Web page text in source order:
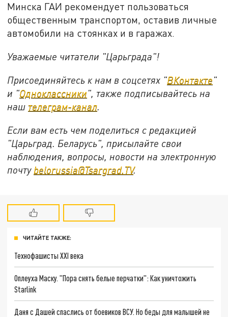
Минска ГАИ рекомендует пользоваться
общественным транспортом, оставив личные
автомобили на стоянках и в гаражах.
Уважаемые читатели "Царьграда"!
Присоединяйтесь к нам в соцсетях "ВКонтакте"
и "Одноклассники", также подписывайтесь на
наш телеграм-канал.
Если вам есть чем поделиться с редакцией
"Царьград. Беларусь", присылайте свои
наблюдения, вопросы, новости на электронную
почту belorussia@Tsargrad.TV.
ЧИТАЙТЕ ТАКЖЕ:
Технофашисты XXI века
Оплеуха Маску. "Пора снять белые перчатки": Как уничтожить
Starlink
Даня с Дашей спаслись от боевиков ВСУ. Но беды для малышей не